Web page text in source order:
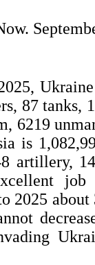
Ukraine
87 tanks,
6219
is
artillery,
job
2025